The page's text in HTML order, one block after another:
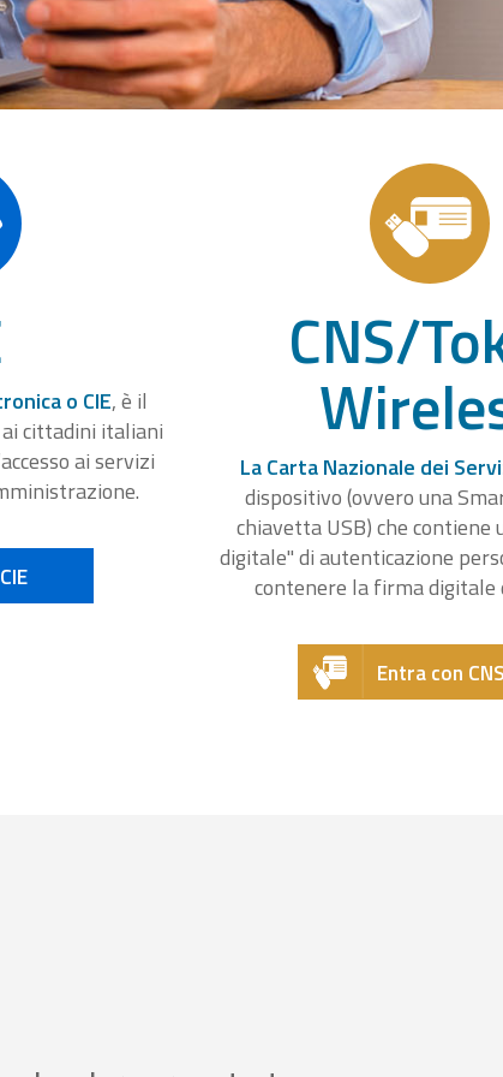
o CIE, è il
cittadini italiani
ai servizi
CNS/
La Carta Nazionale dei
dispositivo (ovvero una
chiavetta USB) che contiene
digitale" di autenticazione
contenere la firma
Entra con CNS